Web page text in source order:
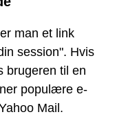
man et link
session". Hvis
brugeren til en
populære e-
Mail.